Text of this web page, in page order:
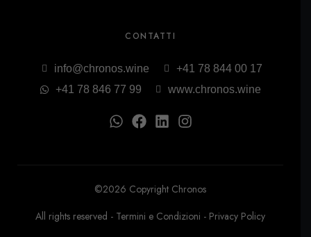
CONTATTI
info@chronos.wine
+41 78 844 00 17
+41 78 846 77 99
www.chronos.wine
©2026 Copyright Chronos
All rights reserved - Termini e Condizioni - Privacy Policy